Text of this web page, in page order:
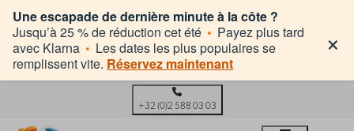
Une escapade de dernière minute à la côte ?
Jusqu’à 25 % de réduction cet été • Payez plus tard
avec Klarna • Les dates les plus populaires se
remplissent vite. Réservez maintenant
×
+32 (0)2 588 03 03